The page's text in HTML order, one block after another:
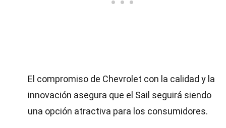
El compromiso de Chevrolet con la calidad y la
innovación asegura que el Sail seguirá siendo
una opción atractiva para los consumidores.